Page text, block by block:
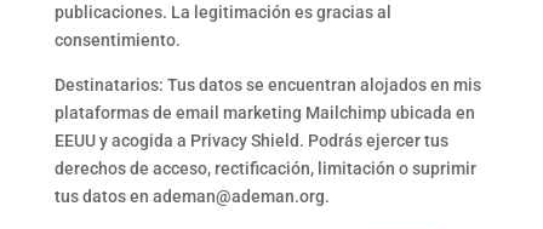
publicaciones. La legitimación es gracias al
consentimiento.
Destinatarios: Tus datos se encuentran alojados en mis
plataformas de email marketing Mailchimp ubicada en
EEUU y acogida a Privacy Shield. Podrás ejercer tus
derechos de acceso, rectificación, limitación o suprimir
tus datos en ademan@ademan.org.